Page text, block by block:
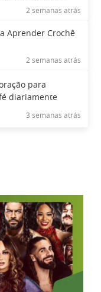
2 semanas atrás
Aprender Crochê
2 semanas atrás
para
diariamente
3 semanas atrás